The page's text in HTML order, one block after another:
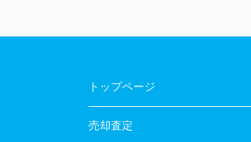
トップページ
売却査定